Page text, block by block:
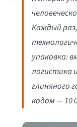
Каждый
упаковка:
логистика
глиняного
кодом — 10